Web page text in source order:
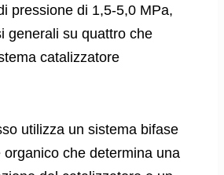
pressione di 1,5-5,0 MPa,
generali su quattro che
catalizzatore
utilizza un sistema bifase
che determina una